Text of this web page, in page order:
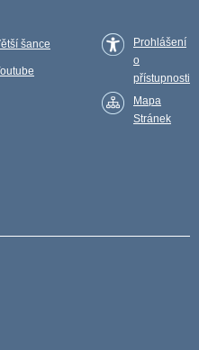
šance
Prohlášení
o
přístupnosti
Mapa
Stránek